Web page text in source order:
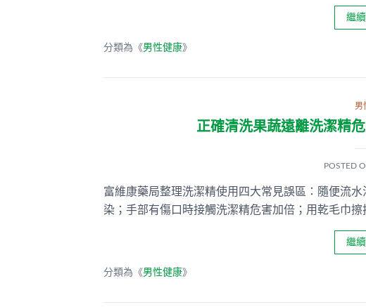
繼
分類為《男性健康》
男
正確清洗果蔬遠離洗潔精
POSTED
富維康藥局整理洗潔精使用四大常見誤區：隨便流
染；手部有傷口時接觸洗潔精危害加倍；用乾毛巾
繼
分類為《男性健康》